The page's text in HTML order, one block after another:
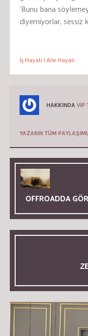
‘Bunu bana
diyemiyorlar, sessiz
İş Hayatı | Aile Hayatı
HAKKINDA VIP
YAZARIN TÜM
OFFROADDA